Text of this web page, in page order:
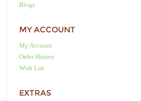
Blogs
MY ACCOUNT
My Account
Order History
Wish List
EXTRAS